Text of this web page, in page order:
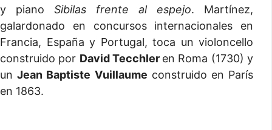
y piano Sibilas frente al espejo. Martínez,
galardonado en concursos internacionales en
Francia, España y Portugal, toca un violoncello
construido por David Tecchler en Roma (1730) y
unJean Baptiste Vuillaume construido en París
en 1863.